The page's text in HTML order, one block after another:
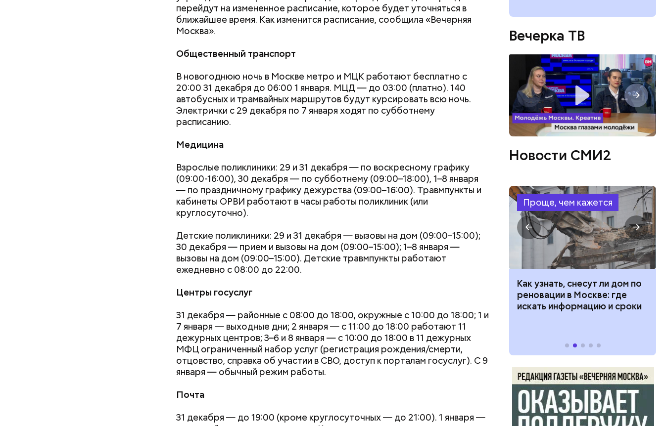
перейдут на измененное расписание, которое будет уточняться в
ближайшее время. Как изменится расписание, сообщила «Вечерняя
Москва».
Общественный транспорт
В новогоднюю ночь в Москве метро и МЦК работают бесплатно с
20:00 31 декабря до 06:00 1 января. МЦД — до 03:00 (платно). 140
автобусных и трамвайных маршрутов будут курсировать всю ночь.
Электрички с 29 декабря по 7 января ходят по субботнему
расписанию.
Медицина
Взрослые поликлиники: 29 и 31 декабря — по воскресному графику
(09:00-16:00), 30 декабря — по субботнему (09:00–18:00), 1–8 января
— по праздничному графику дежурства (09:00–16:00). Травмпункты и
кабинеты ОРВИ работают в часы работы поликлиник (или
круглосуточно).
Детские поликлиники: 29 и 31 декабря — вызовы на дом (09:00–15:00);
30 декабря — прием и вызовы на дом (09:00–15:00); 1–8 января —
вызовы на дом (09:00–15:00). Детские травмпункты работают
ежедневно с 08:00 до 22:00.
Центры госуслуг
31 декабря — районные с 08:00 до 18:00, окружные с 10:00 до 18:00; 1 и
7 января — выходные дни; 2 января — с 11:00 до 18:00 работают 11
дежурных центров; 3–6 и 8 января — с 10:00 до 18:00 в 11 дежурных
МФЦ ограниченный набор услуг (регистрация рождения/смерти,
отцовство, справка об участии в СВО, доступ к порталам госуслуг). С 9
января — обычный режим работы.
Почта
31 декабря — до 19:00 (кроме круглосуточных — до 21:00). 1 января —
веломаршрута, то есть около 71 километра. В 2023 году его продлили
В настоящее время велоинфраструктура «Зеленого кольца»
реализована в пяти округах города, подчеркнули в ЦОДД:
Безусловно, самым известным местом из романа являются Патриаршие
пруды — именно там начинается действие произведения. Здесь поэт
Иван Бездомный и литератор Михаил Берлиоз встретились с Воландом
и его свитой. Неподалеку Аннушка разлила подсолнечное масло, и
Берлиоз остался без головы. Это произошло на перекрестке улицы
Малой Бронной и Ермолаевского переулка. Сейчас на Патриарших
Бегемота, который предостерегает от разговоров с незнакомцами.
Подвал Мастера
Вечерка ТВ
Новости СМИ2
Проще, чем кажется
не получить штраф
претендовать и какие нужны
документы
Как узнать, снесут ли дом по
реновации в Москве: где
искать информацию и сроки